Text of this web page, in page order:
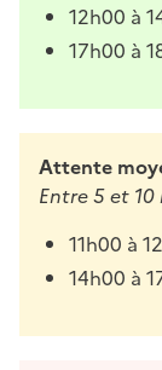
12h00 à
17h00 à
Attente
Entre 5 et
11h00 à
14h00 à